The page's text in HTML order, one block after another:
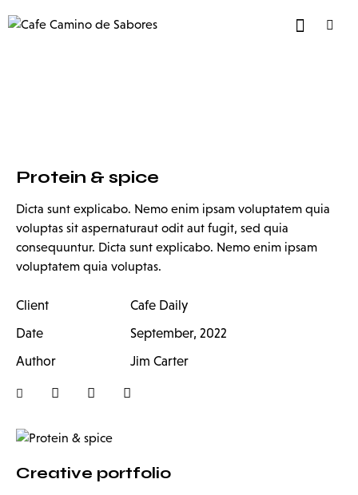
Protein & spice
Creative portfolio
Dicta sunt explicabo. Nemo enim ipsam voluptatem quia
voluptas sit aspernaturaut odit aut fugit, sed quia
consequuntur. Dicta sunt explicabo. Nemo enim ipsam
voluptatem quia voluptas.
Client
Cafe Daily
Date
September, 2022
Author
Jim Carter